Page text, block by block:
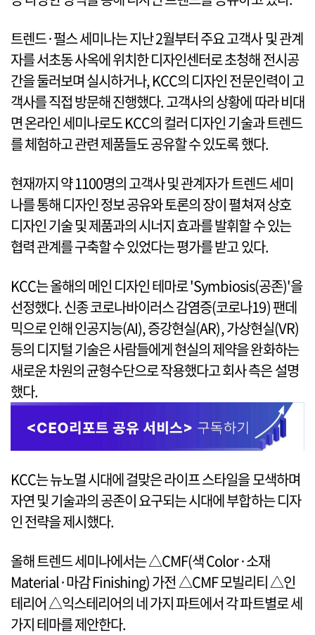
트렌드·펄스 세미나는 지난 2월부터 주요 고객사 및 관계
자를 서초동 사옥에 위치한 디자인센터로 초청해 전시공
간을 둘러보며 실시하거나, KCC의 디자인 전문인력이 고
객사를 직접 방문해 진행했다. 고객사의 상황에 따라 비대
면 온라인 세미나로도 KCC의 컬러 디자인 기술과 트렌드
를 체험하고 관련 제품들도 공유할 수 있도록 했다.
현재까지 약 1100명의 고객사 및 관계자가 트렌드 세미
나를 통해 디자인 정보 공유와 토론의 장이 펼쳐져 상호
디자인 기술 및 제품과의 시너지 효과를 발휘할 수 있는
협력 관계를 구축할 수 있었다는 평가를 받고 있다.
KCC는 올해의 메인 디자인 테마로 'Symbiosis(공존)'을
선정했다. 신종 코로나바이러스 감염증(코로나19) 팬데
믹으로 인해 인공지능(AI), 증강현실(AR), 가상현실(VR)
등의 디지털 기술은 사람들에게 현실의 제약을 완화하는
새로운 차원의 균형수단으로 작용했다고 회사 측은 설명
했다.
KCC는 뉴노멀 시대에 걸맞은 라이프 스타일을 모색하며
자연 및 기술과의 공존이 요구되는 시대에 부합하는 디자
인 전략을 제시했다.
올해 트렌드 세미나에서는 △CMF(색 Color·소재
Material·마감 Finishing) 가전 △CMF 모빌리티 △인
테리어 △익스테리어의 네 가지 파트에서 각 파트별로 세
가지 테마를 제안한다.